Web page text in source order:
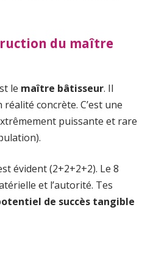
du maître
le maître bâtisseur. Il
concrète. C’est une
puissante et rare
évident (2+2+2+2). Le 8
et l’autorité. Tes
de succès tangible